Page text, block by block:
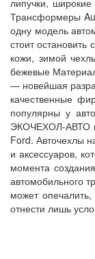
липучки,
Трансформеры
одну модель
стоит
кожи, зимой
бежевые
— новейшая
качественные
популярны у
ЭКОЧЕХОЛ-АВТО
Ford. Авточехлы
и аксессуаров,
момента
автомобильного
может
отнести лишь